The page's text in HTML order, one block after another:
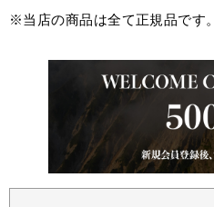
※当店の商品は全て正規品です。